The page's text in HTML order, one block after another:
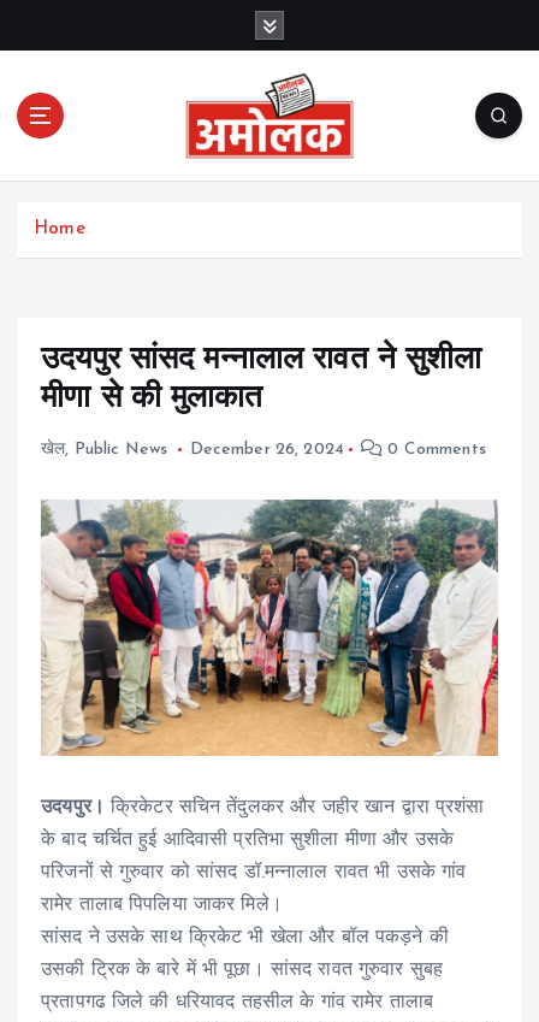
c
Amolak News
Home
उदयपुर सांसद मन्नालाल रावत ने सुशीला
मीणा से की मुलाकात
खेल, Public News December 26, 2024 0 Comments
उदयपुर।क्रिकेटर सचिन तेंदुलकर और जहीर खान द्वारा प्रशंसा
के बाद चर्चित हुई आदिवासी प्रतिभा सुशीला मीणा और उसके
परिजनों से गुरुवार को सांसद डॉ.मन्नालाल रावत भी उसके गांव
रामेर तालाब पिपलिया जाकर मिले।
सांसद ने उसके साथ क्रिकेट भी खेला और बॉल पकड़ने की
उसकी ट्रिक के बारे में भी पूछा। सांसद रावत गुरुवार सुबह
प्रतापगढ जिले की धरियावद तहसील के गांव रामेर तालाब